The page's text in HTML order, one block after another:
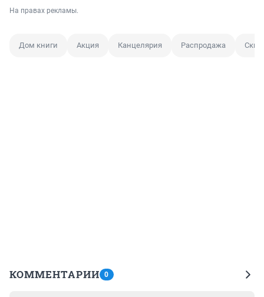
На правах рекламы.
Дом книги Акция Канцелярия Распродажа
КОММЕНТАРИИ 0